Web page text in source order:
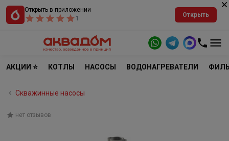
Открыть в приложении
1
Открыть
АКЦИИ ⭐ КОТЛЫ НАСОСЫ ВОДОНАГРЕВАТЕЛИ
Скважинные насосы
нет отзывов